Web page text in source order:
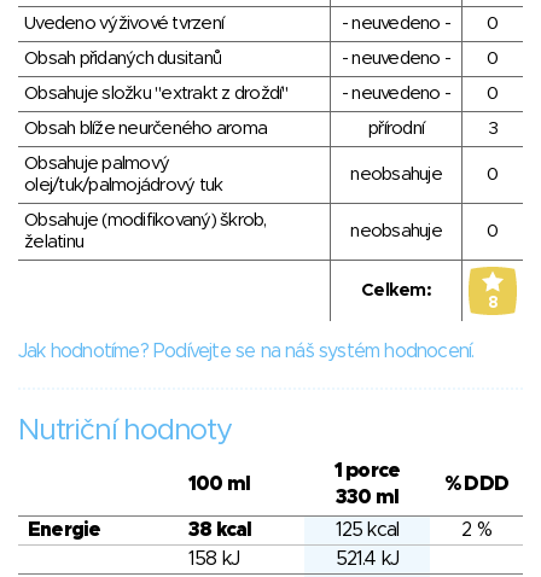
Uvedeno výživové tvrzení
- neuvedeno -
0
Obsah přidaných dusitanů
- neuvedeno -
0
Obsahuje složku "extrakt z droždí"
- neuvedeno -
0
Obsah blíže neurčeného aroma
přírodní
3
Obsahuje palmový
olej/tuk/palmojádrový tuk
neobsahuje 0
Obsahuje (modifikovaný) škrob,
želatinu
neobsahuje 0
Celkem:
8
Jak hodnotíme? Podívejte se na náš systém hodnocení.
Nutriční hodnoty
100 ml
1 porce
330 ml
% DDD
Energie 38 kcal 125 kcal
2 %
158 kJ
521.4 kJ